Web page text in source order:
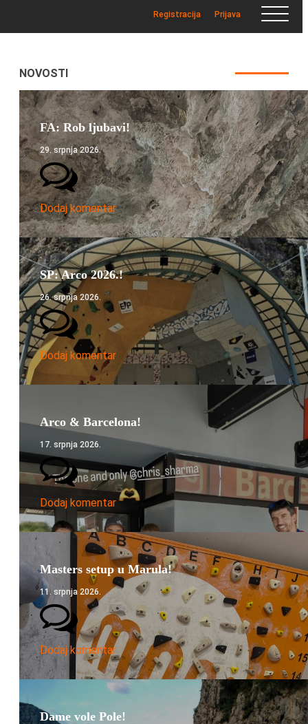
Registracija Prijava
NOVOSTI
FA: Rob ljubavi!
29. srpnja 2026.
Dodaj komentar
SP: Arco 2026.!
26. srpnja 2026.
Dodaj komentar
Arco & Barcelona!
17. srpnja 2026.
Dodaj komentar
Masters setup u Marula!
11. srpnja 2026.
Dodaj komentar
Dame vole Pole!